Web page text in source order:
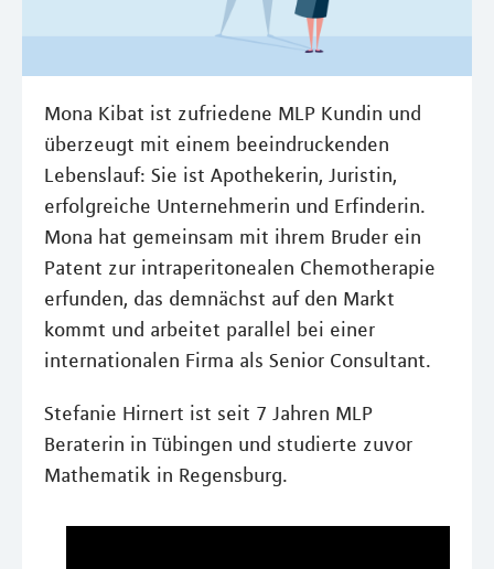
Mona Kibat ist zufriedene MLP Kundin und
überzeugt mit einem beeindruckenden
Lebenslauf: Sie ist Apothekerin, Juristin,
erfolgreiche Unternehmerin und Erfinderin.
Mona hat gemeinsam mit ihrem Bruder ein
Patent zur intraperitonealen Chemotherapie
erfunden, das demnächst auf den Markt
kommt und arbeitet parallel bei einer
internationalen Firma als Senior Consultant.
Stefanie Hirnert ist seit 7 Jahren MLP
Beraterin in Tübingen und studierte zuvor
Mathematik in Regensburg.